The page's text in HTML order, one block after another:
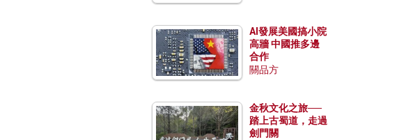
AI發展美國搞小院
高牆 中國推多邊
合作
關品方
金秋文化之旅──
踏上古蜀道，走過
劍門關